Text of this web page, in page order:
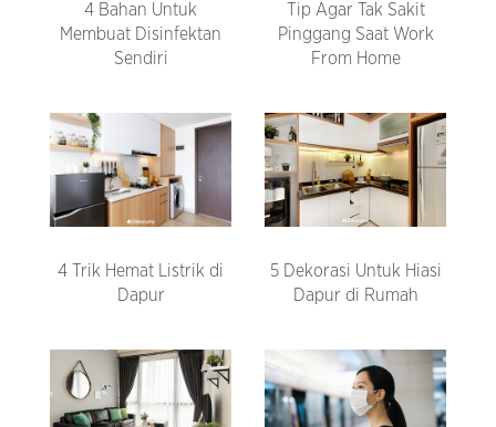
4 Bahan Untuk
Membuat Disinfektan
Sendiri
Tip Agar Tak Sakit
Pinggang Saat Work
From Home
4 Trik Hemat Listrik di
Dapur
5 Dekorasi Untuk Hiasi
Dapur di Rumah